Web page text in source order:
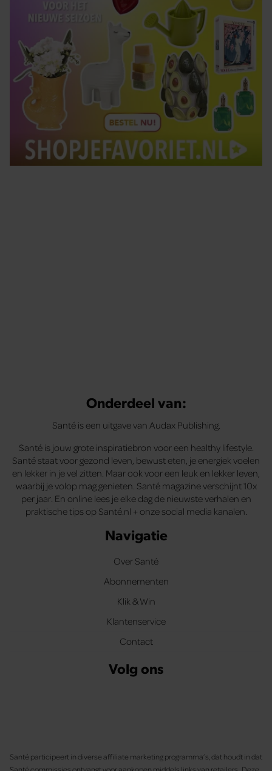
Onderdeel van:
Santé is een uitgave van Audax Publishing.
Santé is jouw grote inspiratiebron voor een healthy lifestyle.
Santé staat voor gezond leven, bewust eten, je energiek voelen
en lekker in je vel zitten. Maar ook voor een leuk en lekker leven,
waarbij je volop mag genieten. Santé magazine verschijnt 10x
per jaar. En online lees je elke dag de nieuwste verhalen en
praktische tips op Santé.nl + onze social media kanalen.
Navigatie
Over Santé
Abonnementen
Klik & Win
Klantenservice
Contact
Volg ons
Santé participeert in diverse affiliate marketing programma’s, dat houdt in dat